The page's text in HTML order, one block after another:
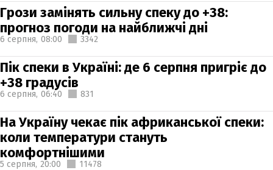
Грози замінять сильну спеку до +38:
прогноз погоди на найближчі дні
6 серпня, 08:00 3342
Пік спеки в Україні: де 6 серпня пригріє до
+38 градусів
6 серпня, 06:40 831
На Україну чекає пік африканської спеки:
коли температури стануть
комфортнішими
5 серпня, 20:00 11478